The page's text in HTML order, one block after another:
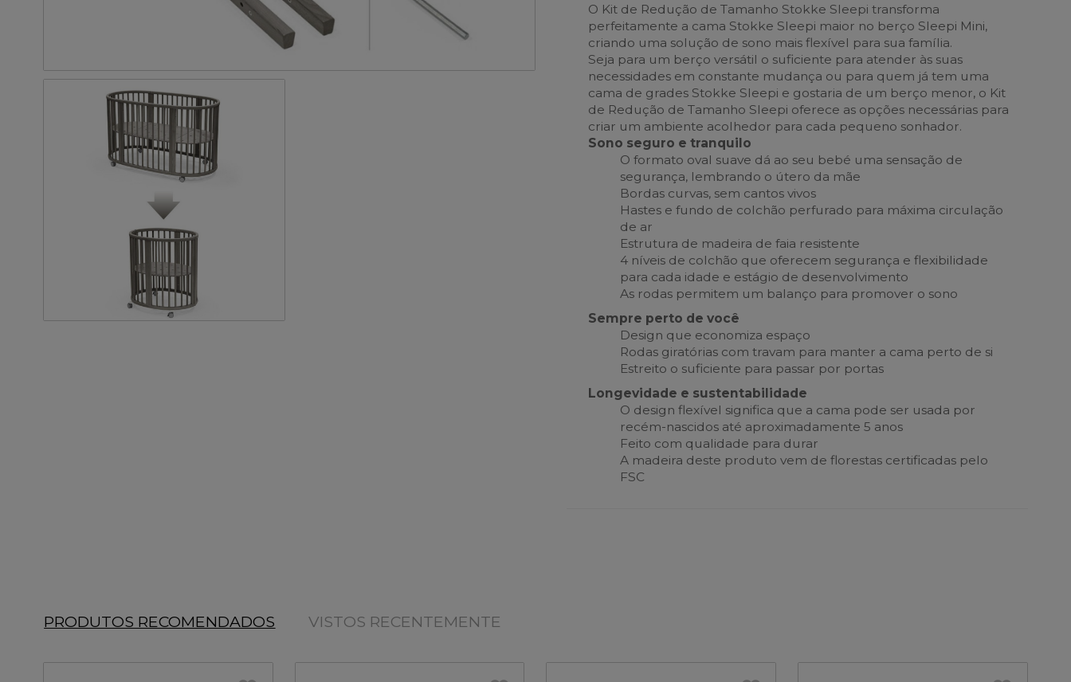
O Kit de Redução de Tamanho Stokke Sleepi transforma
perfeitamente a cama Stokke Sleepi maior no berço Sleepi Mini,
criando uma solução de sono mais flexível para sua família.
Seja para um berço versátil o suficiente para atender às suas
necessidades em constante mudança ou para quem já tem uma
cama de grades Stokke Sleepi e gostaria de um berço menor, o Kit
de Redução de Tamanho Sleepi oferece as opções necessárias para
criar um ambiente acolhedor para cada pequeno sonhador.
Sono seguro e tranquilo
O formato oval suave dá ao seu bebé uma sensação de
segurança, lembrando o útero da mãe
Bordas curvas, sem cantos vivos
Hastes e fundo de colchão perfurado para máxima circulação
de ar
Estrutura de madeira de faia resistente
4 níveis de colchão que oferecem segurança e flexibilidade
para cada idade e estágio de desenvolvimento
As rodas permitem um balanço para promover o sono
Sempre perto de você
Design que economiza espaço
Rodas giratórias com travam para manter a cama perto de si
Estreito o suficiente para passar por portas
Longevidade e sustentabilidade
O design flexível significa que a cama pode ser usada por
recém-nascidos até aproximadamente 5 anos
Feito com qualidade para durar
A madeira deste produto vem de florestas certificadas pelo
FSC
PRODUTOS RECOMENDADOS VISTOS RECENTEMENTE